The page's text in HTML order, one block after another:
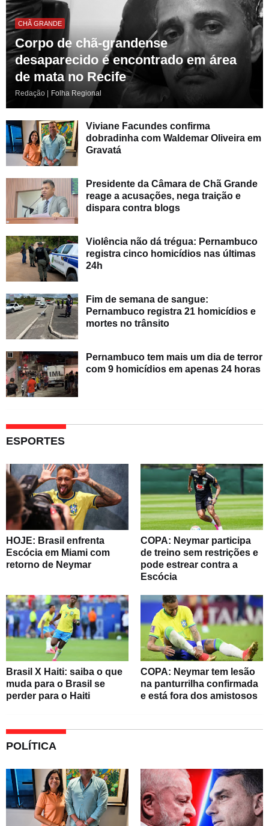
CHÃ GRANDE
Corpo de chã-grandense
desaparecido é encontrado em área
de mata no Recife
Redação | Folha Regional
Viviane Facundes confirma
dobradinha com Waldemar Oliveira em
Gravatá
Presidente da Câmara de Chã Grande
reage a acusações, nega traição e
dispara contra blogs
Violência não dá trégua: Pernambuco
registra cinco homicídios nas últimas
24h
Fim de semana de sangue:
Pernambuco registra 21 homicídios e
mortes no trânsito
Pernambuco tem mais um dia de terror
com 9 homicídios em apenas 24 horas
ESPORTES
HOJE: Brasil enfrenta
Escócia em Miami com
retorno de Neymar
COPA: Neymar participa
de treino sem restrições e
pode estrear contra a
Escócia
Brasil X Haiti: saiba o que
muda para o Brasil se
perder para o Haiti
COPA: Neymar tem lesão
na panturrilha confirmada
e está fora dos amistosos
POLÍTICA